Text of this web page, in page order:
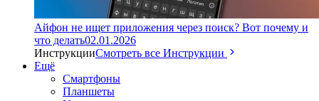
Айфон не ищет приложения через поиск? Вот почему и
что делать02.01.2026
ИнструкцииСмотреть все Инструкции
Ещё
Смартфоны
Планшеты